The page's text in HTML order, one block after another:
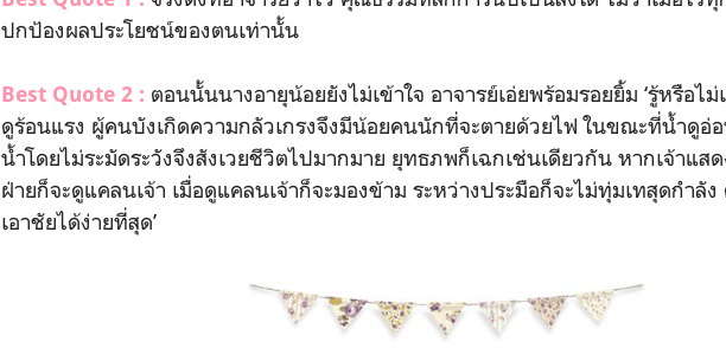
ปกป้องผลประโยชน์ของตนเท่านั้น
Best Quote 2 : ตอนนั้นนางอายุน้อยยังไม่เข้าใจ อาจารย์เอ่ยพร้อมรอยยิ้ม ‘รู้หรือไม่
ดูร้อนแรง ผู้คนบังเกิดความกลัวเกรงจึงมีน้อยคนนักที่จะตายด้วยไฟ ในขณะที่น้ำดูอ่
น้ำโดยไม่ระมัดระวังจึงสังเวยชีวิตไปมากมาย ยุทธภพก็เฉกเช่นเดียวกัน หากเจ้าแส
ฝ่ายก็จะดูแคลนเจ้า เมื่อดูแคลนเจ้าก็จะมองข้าม ระหว่างประมือก็จะไม่ทุ่มเทสุดกำลัง
เอาชัยได้ง่ายที่สุด’